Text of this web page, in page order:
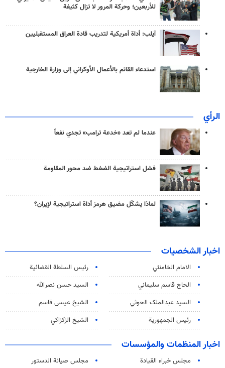
للأربعين؛ وحركة المرور لا تزال كثيفة
آيلب: أداة أمريكية لتدريب قادة العراق المستقبليين
استدعاء القائم بالأعمال الأوكراني إلى وزارة الخارجية
الرأي
عندما لم تعد «خدعة ترامب» تجدي نفعاً
فشل استراتيجية الضغط ضد محور المقاومة
لماذا يشكّل مضيق هرمز أداة استراتيجية لإيران؟
اخبار الشخصيات
الامام الخامنئي
رئیس السلطة القضائیة
الحاج قاسم سليماني
السيد حسن نصرالله
السید عبدالملک الحوثي
الشيخ عيسى قاسم
رئيس الجمهورية
الشيخ الزكزاكي
اخبار المنظمات والمؤسسات
مجلس خبراء القيادة
مجلس صيانة الدستور